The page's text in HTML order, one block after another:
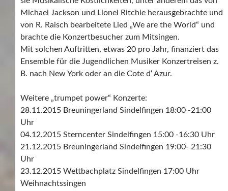
Michael Jackson und Lionel Ritchie herausgebrachte und
von R. Raisch bearbeitete Lied „We are the World“ und
brachte die Konzertbesucher zum Mitsingen.
Mit solchen Auftritten, etwas 20 pro Jahr, finanziert das
Ensemble für die Jugendlichen Musiker Konzertreisen z.
B. nach New York oder an die Cote d‘ Azur.
Weitere „trumpet power“ Konzerte:
28.11.2015 Breuningerland Sindelfingen 18:00 -21:00
Uhr
04.12.2015 Sterncenter Sindelfingen 15:00 -16:30 Uhr
21.12.2015 Breuningerland Sindelfingen 19:00- 21:30
Uhr
23.12.2015 Wettbachplatz Sindelfingen 17:00 Uhr
Weihnachtssingen